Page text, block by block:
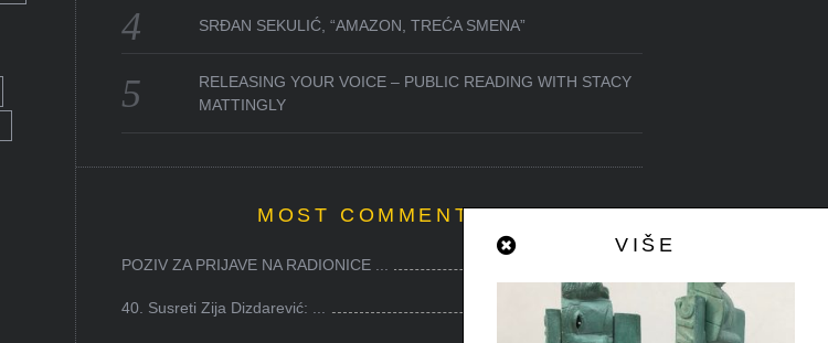
VIŠE
SRĐAN SEKULIĆ, “AMAZON, TREĆA SMENA”
RELEASING YOUR VOICE – PUBLIC READING WITH STACY
MATTINGLY
MOST COMMENTED
POZIV ZA PRIJAVE NA RADIONICE ...
40. Susreti Zija Dizdarević: ...